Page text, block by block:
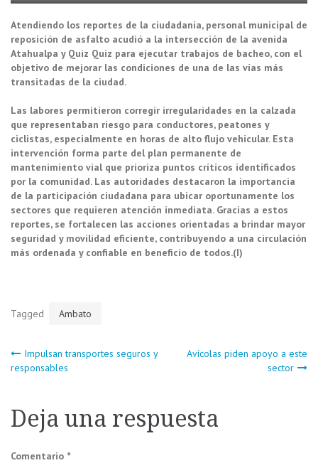
Atendiendo los reportes de la ciudadanía, personal municipal de
reposición de asfalto acudió a la intersección de la avenida
Atahualpa y Quiz Quiz para ejecutar trabajos de bacheo, con el
objetivo de mejorar las condiciones de una de las vías más
transitadas de la ciudad.
Las labores permitieron corregir irregularidades en la calzada
que representaban riesgo para conductores, peatones y
ciclistas, especialmente en horas de alto flujo vehicular. Esta
intervención forma parte del plan permanente de
mantenimiento vial que prioriza puntos críticos identificados
por la comunidad. Las autoridades destacaron la importancia
de la participación ciudadana para ubicar oportunamente los
sectores que requieren atención inmediata. Gracias a estos
reportes, se fortalecen las acciones orientadas a brindar mayor
seguridad y movilidad eficiente, contribuyendo a una circulación
más ordenada y confiable en beneficio de todos.(I)
Tagged Ambato
Navegación
entradas
Impulsan transportes seguros y
responsables
Avícolas piden apoyo a este
sector
Deja una respuesta
Comentario *